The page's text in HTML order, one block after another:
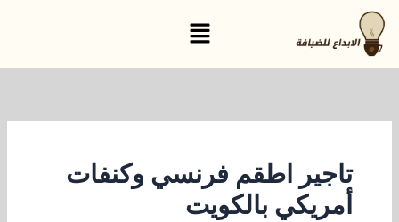
تخطي
إلى
المحتوى
القائمة
تاجير اطقم فرنسي وكنفات
أمريكي بالكويت